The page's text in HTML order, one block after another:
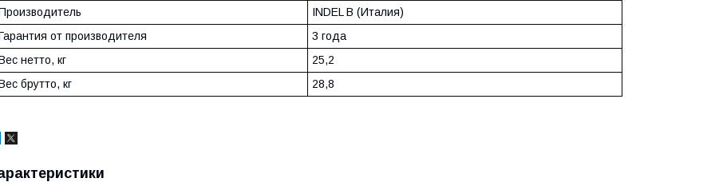
INDEL B (Италия)
от производителя
3 года
нетто, кг
25,2
брутто, кг
28,8